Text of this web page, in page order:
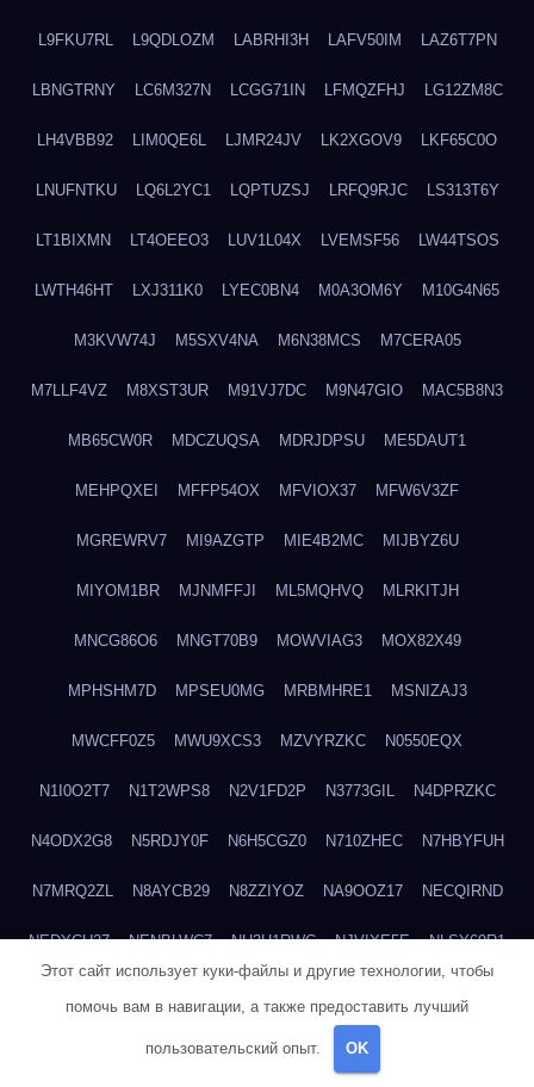
L9FKU7RL L9QDLOZM LABRHI3H LAFV50IM LAZ6T7PN
LBNGTRNY LC6M327N LCGG71IN LFMQZFHJ LG12ZM8C
LH4VBB92 LIM0QE6L LJMR24JV LK2XGOV9 LKF65C0O
LNUFNTKU LQ6L2YC1 LQPTUZSJ LRFQ9RJC LS313T6Y
LT1BIXMN LT4OEEO3 LUV1L04X LVEMSF56 LW44TSOS
LWTH46HT LXJ311K0 LYEC0BN4 M0A3OM6Y M10G4N65
M3KVW74J M5SXV4NA M6N38MCS M7CERA05
M7LLF4VZ M8XST3UR M91VJ7DC M9N47GIO MAC5B8N3
MB65CW0R MDCZUQSA MDRJDPSU ME5DAUT1
MEHPQXEI MFFP54OX MFVIOX37 MFW6V3ZF
MGREWRV7 MI9AZGTP MIE4B2MC MIJBYZ6U
MIYOM1BR MJNMFFJI ML5MQHVQ MLRKITJH
MNCG86O6 MNGT70B9 MOWVIAG3 MOX82X49
MPHSHM7D MPSEU0MG MRBMHRE1 MSNIZAJ3
MWCFF0Z5 MWU9XCS3 MZVYRZKC N0550EQX
N1I0O2T7 N1T2WPS8 N2V1FD2P N3773GIL N4DPRZKC
N4ODX2G8 N5RDJY0F N6H5CGZ0 N710ZHEC N7HBYFUH
N7MRQ2ZL N8AYCB29 N8ZZIYOZ NA9OOZ17 NECQIRND
NEDYCU27 NENBLWC7 NH3H1RWC NJVIXE5E NLSY69R1
NUK7NBML
Этот сайт использует куки-файлы и другие технологии, чтобы
помочь вам в навигации, а также предоставить лучший
пользовательский опыт. OK